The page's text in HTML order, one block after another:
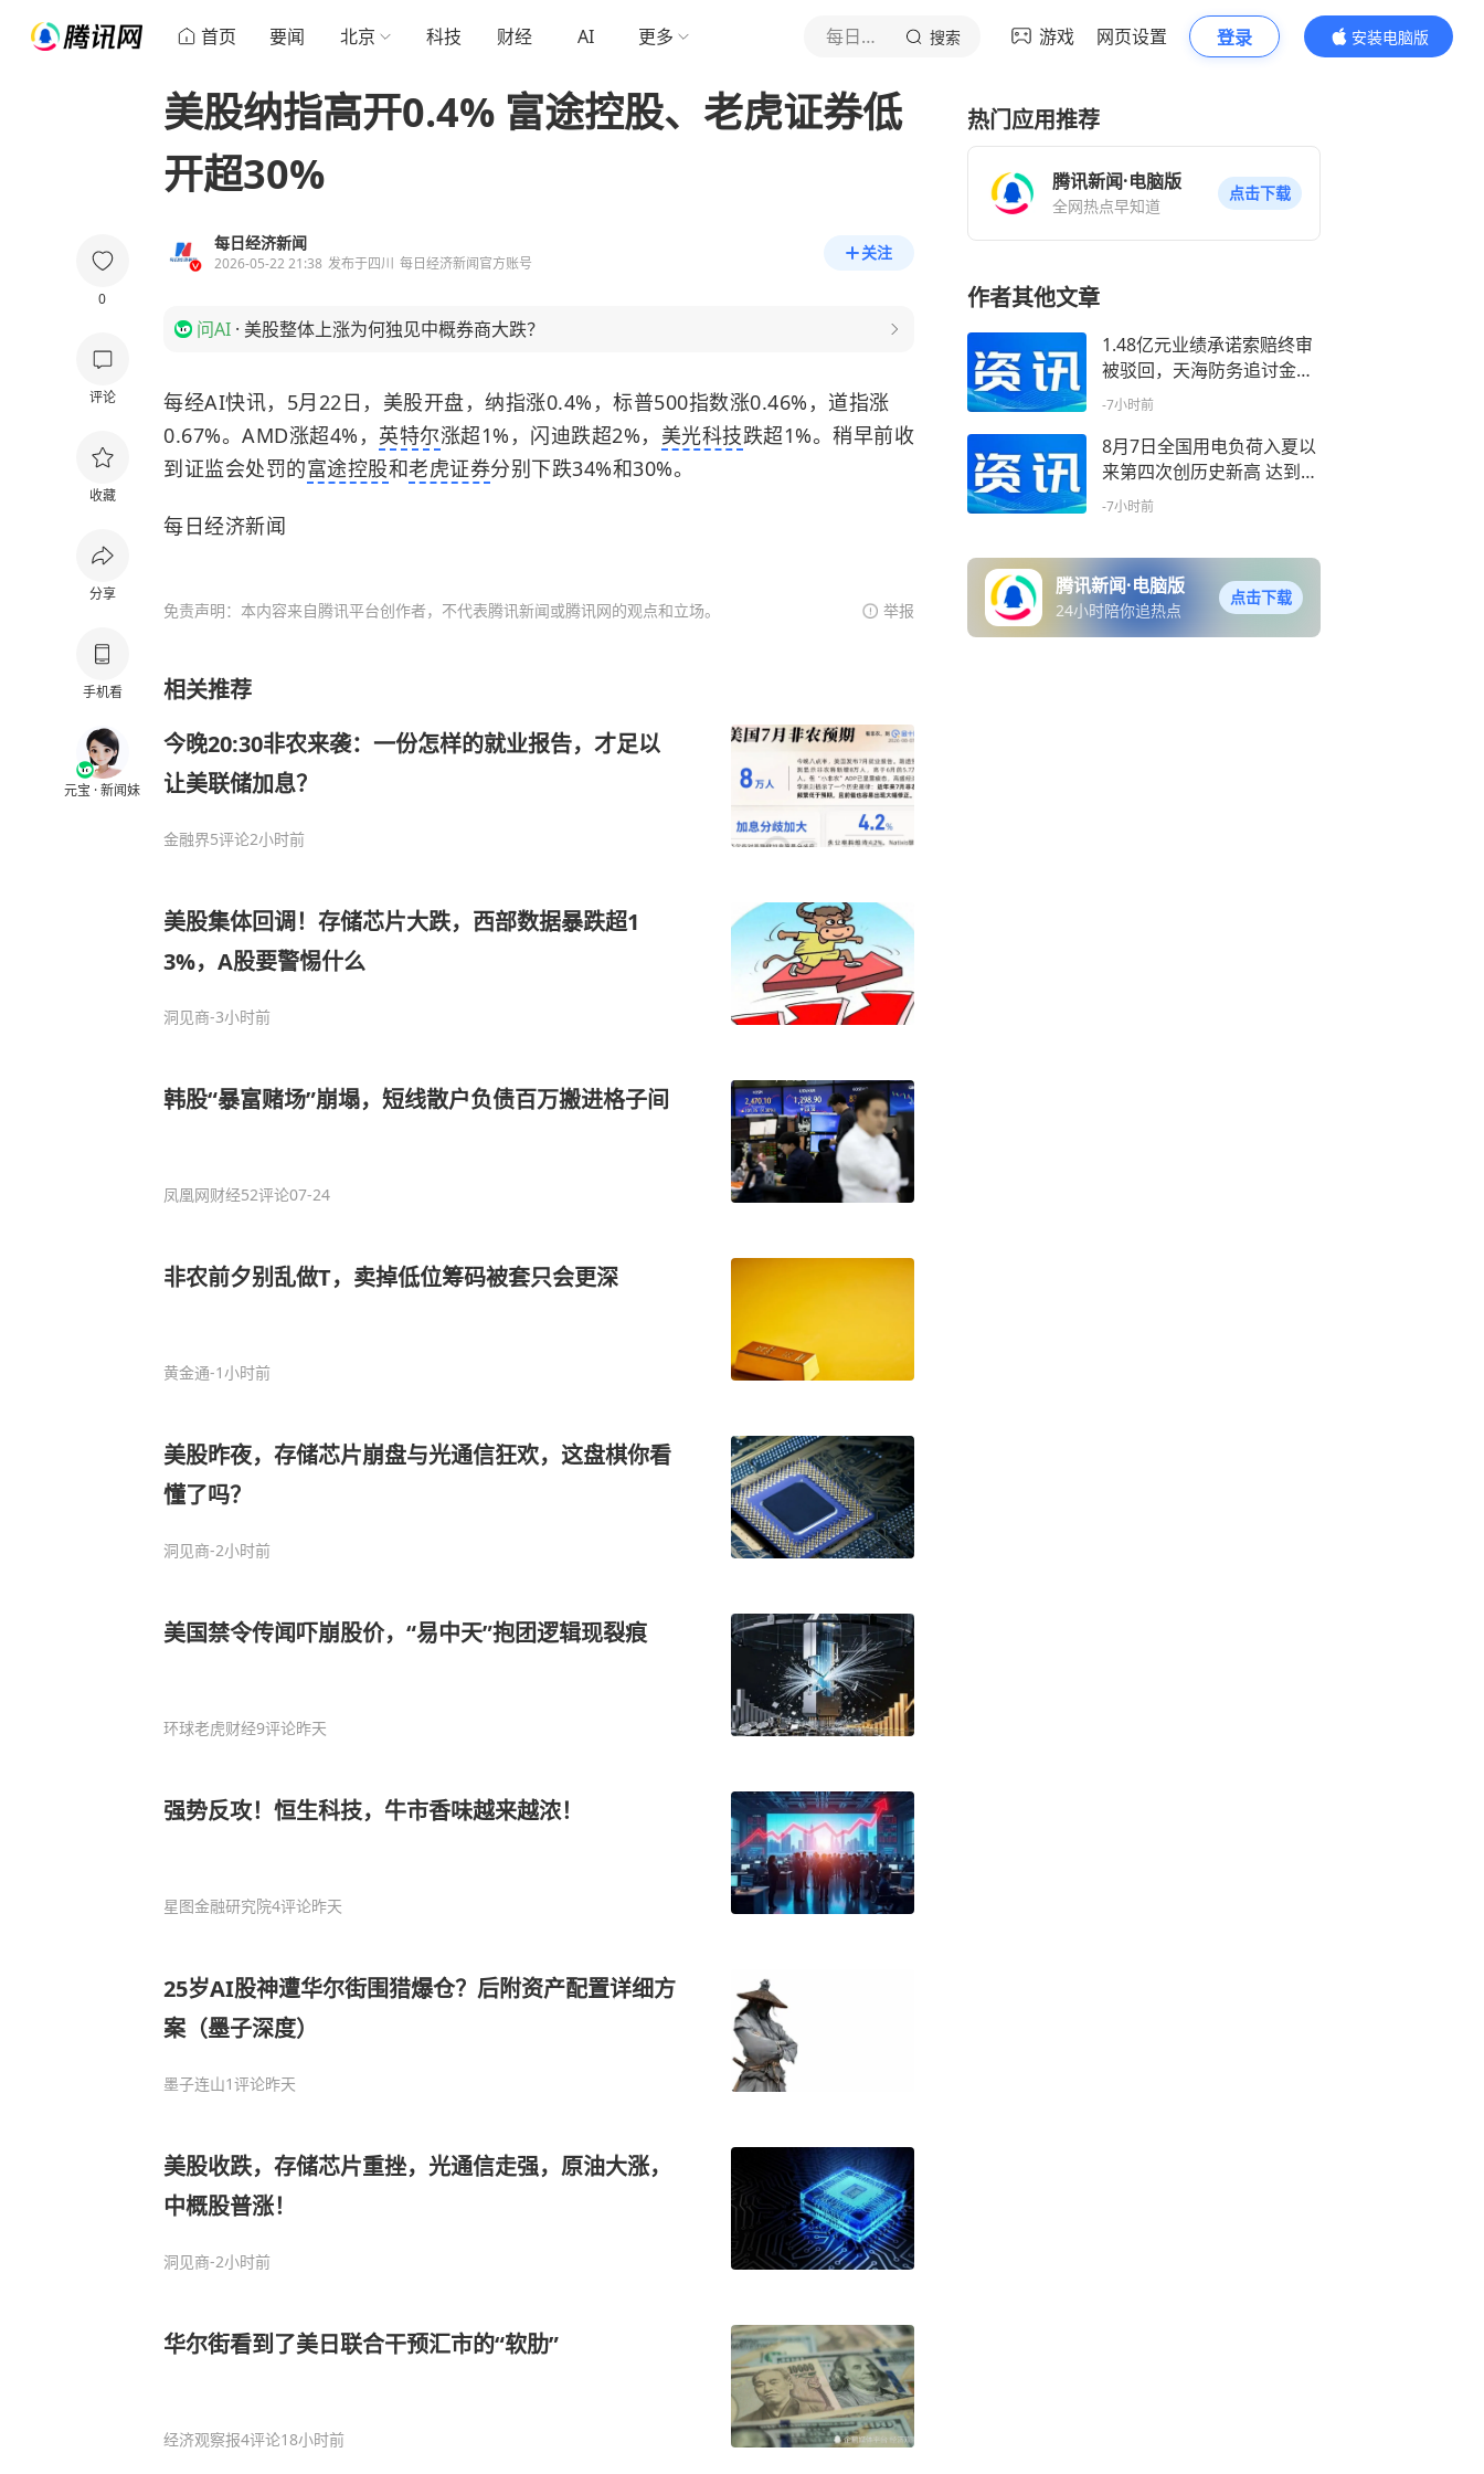
首页 要闻 北京 科技 财经 AI 更多 每日经济新闻 搜索 游戏 网页设置 登录
安装电脑版
内容更精彩
0
评论
收藏
分享
手机看
元宝 · 新闻妹
美股纳指高开0.4% 富途控股、老虎证券低
开超30%
每日经济新闻
2026-05-22 21:38 发布于四川 每日经济新闻官方账号
关注
问AI · 美股整体上涨为何独见中概券商大跌？
每经AI快讯，5月22日，美股开盘，纳指涨0.4%，标普500指数涨0.46%，道指涨
0.67%。 AMD涨超4%， 英特尔涨超1%，闪迪跌超2%， 美光科技跌超1%。稍早前收
到证监会处罚的富途控股和老虎证券分别下跌34%和30%。
每日经济新闻
免责声明：本内容来自腾讯平台创作者，不代表腾讯新闻或腾讯网的观点和立场。 举报
相关推荐
今晚20:30非农来袭：一份怎样的就业报告，才足以
让美联储加息？
金融界5评论2小时前
美股集体回调！存储芯片大跌，西部数据暴跌超1
3%，A股要警惕什么
洞见商-3小时前
韩股“暴富赌场”崩塌，短线散户负债百万搬进格子间
凤凰网财经52评论07-24
非农前夕别乱做T，卖掉低位筹码被套只会更深
黄金通-1小时前
美股昨夜，存储芯片崩盘与光通信狂欢，这盘棋你看
懂了吗？
洞见商-2小时前
美国禁令传闻吓崩股价，“易中天”抱团逻辑现裂痕
环球老虎财经9评论昨天
强势反攻！恒生科技，牛市香味越来越浓！
星图金融研究院4评论昨天
25岁AI股神遭华尔街围猎爆仓？后附资产配置详细方
案（墨子深度）
墨子连山1评论昨天
美股收跌，存储芯片重挫，光通信走强，原油大涨，
中概股普涨！
洞见商-2小时前
华尔街看到了美日联合干预汇市的“软肋”
经济观察报4评论18小时前
热门应用推荐
腾讯新闻·电脑版
全网热点早知道
点击下载
作者其他文章
1.48亿元业绩承诺索赔终审
被驳回，天海防务追讨金海
运原股东“喜忧参半”：另一
-7小时前
8月7日全国用电负荷入夏以
来第四次创历史新高 达到1
5.57亿千瓦
-7小时前
腾讯新闻·电脑版
24小时陪你追热点
点击下载